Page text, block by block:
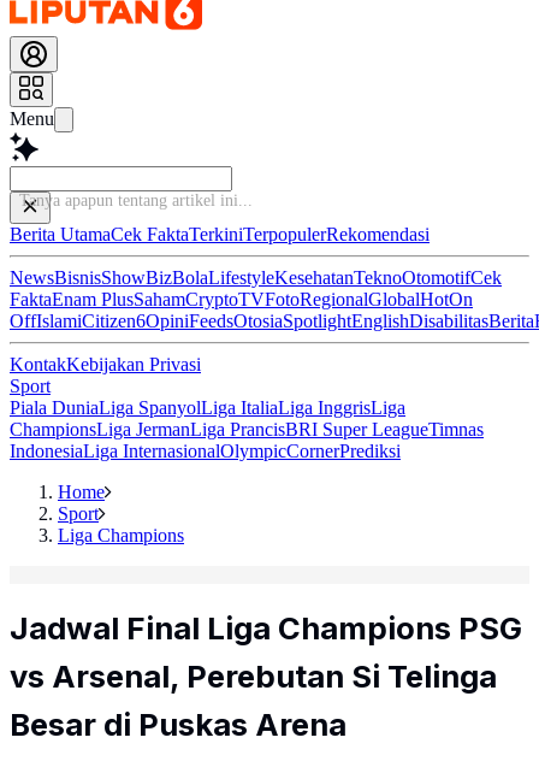
Menu
Tanya apapun tentang a
Berita UtamaCek FaktaTerkiniTerpopulerRekomendasi
NewsBisnisShowBizBolaLifestyleKesehatanTeknoOtomotifCek
FaktaEnam PlusSahamCryptoTVFotoRegionalGlobalHotOn
OffIslamiCitizen6OpiniFeedsOtosiaSpotlightEnglishDisabilitasBerita
KontakKebijakan Privasi
Sport
Piala DuniaLiga SpanyolLiga ItaliaLiga InggrisLiga
ChampionsLiga JermanLiga PrancisBRI Super LeagueTimnas
IndonesiaLiga InternasionalOlympicCornerPrediksi
Home
Sport
Liga Champions
Jadwal Final Liga Champions PSG
vs Arsenal, Perebutan Si Telinga
Besar di Puskas Arena